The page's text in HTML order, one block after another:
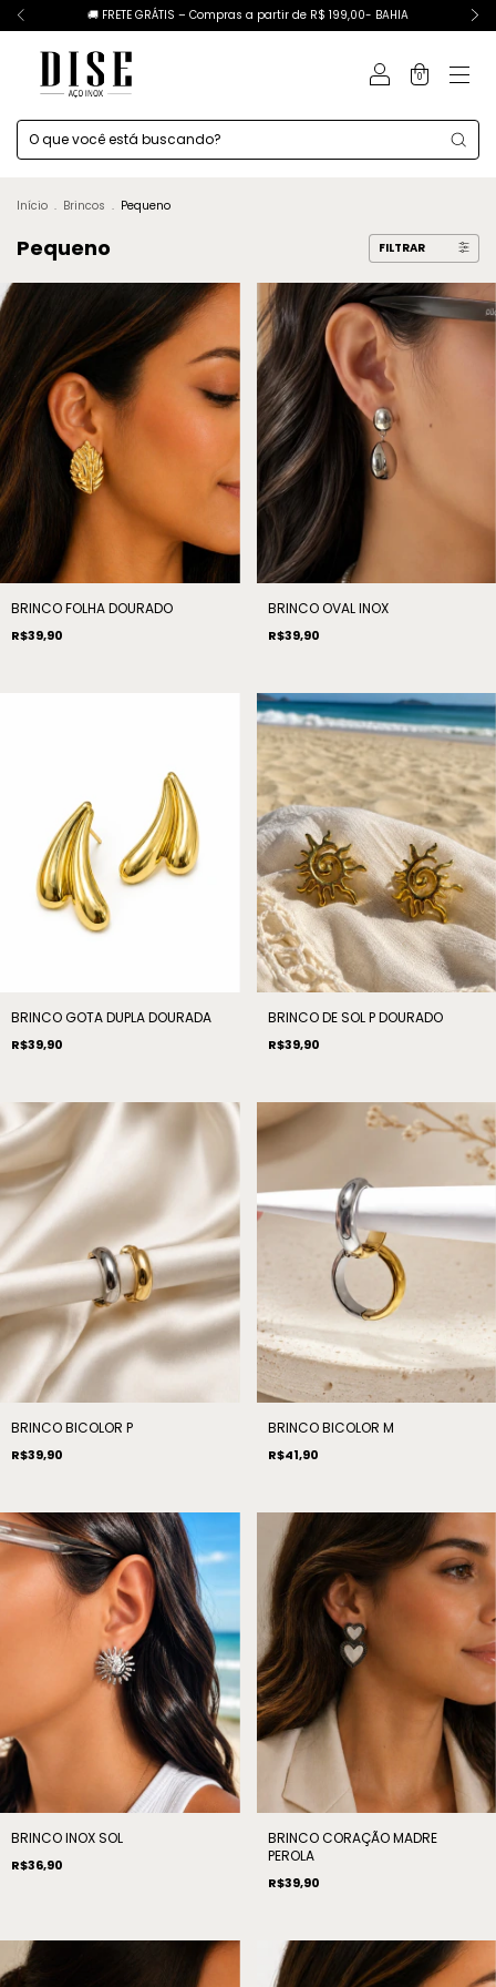
🚚 FRETE GRÁTIS – Compras a partir de R$ 199,00- BAHIA
0
Início . Brincos . Pequeno
Pequeno FILTRAR
BRINCO FOLHA DOURADO
R$39,90
BRINCO OVAL INOX
R$39,90
BRINCO GOTA DUPLA DOURADA
R$39,90
BRINCO DE SOL P DOURADO
R$39,90
BRINCO BICOLOR P
R$39,90
BRINCO BICOLOR M
R$41,90
BRINCO INOX SOL
R$36,90
BRINCO CORAÇÃO MADRE
PEROLA
R$39,90